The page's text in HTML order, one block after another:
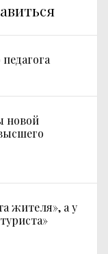
новой
жителя», а у